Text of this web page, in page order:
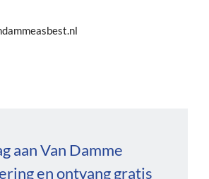
aan Van Damme
en ontvang gratis